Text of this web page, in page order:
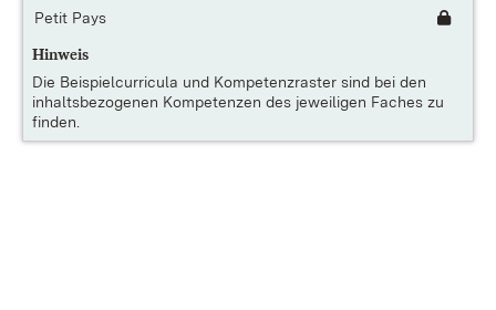
Petit Pays
Hinweis
Die Beispielcurricula und Kompetenzraster sind bei den
inhaltsbezogenen Kompetenzen des jeweiligen Faches zu
finden.